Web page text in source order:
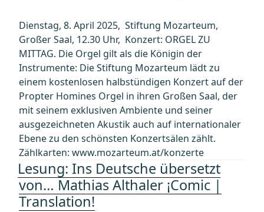
Dienstag, 8. April 2025, Stiftung Mozarteum,
Großer Saal, 12.30 Uhr, Konzert: ORGEL ZU
MITTAG. Die Orgel gilt als die Königin der
Instrumente: Die Stiftung Mozarteum lädt zu
einem kostenlosen halbstündigen Konzert auf der
Propter Homines Orgel in ihren Großen Saal, der
mit seinem exklusiven Ambiente und seiner
ausgezeichneten Akustik auch auf internationaler
Ebene zu den schönsten Konzertsälen zählt.
Zählkarten: www.mozarteum.at/konzerte
Lesung: Ins Deutsche übersetzt
von… Mathias Althaler ¡Comic |
Translation!